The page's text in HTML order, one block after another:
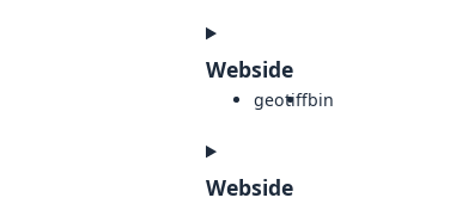
Webside
geotiffbin
Webside